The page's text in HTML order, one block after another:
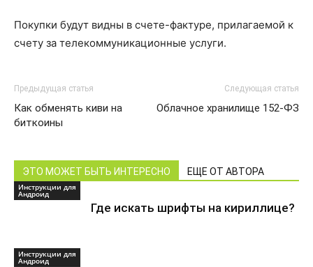
Покупки будут видны в счете-фактуре, прилагаемой к
счету за телекоммуникационные услуги.
Предыдущая статья
Как обменять киви на
биткоины
Следующая статья
Облачное хранилище 152-ФЗ
ЭТО МОЖЕТ БЫТЬ ИНТЕРЕСНО ЕЩЕ ОТ АВТОРА
Инструкции для
Андроид
Где искать шрифты на кириллице?
Инструкции для
Андроид